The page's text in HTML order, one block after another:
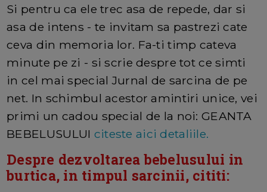
Si pentru ca ele trec asa de repede, dar si
asa de intens - te invitam sa pastrezi cate
ceva din memoria lor. Fa-ti timp cateva
minute pe zi - si scrie despre tot ce simti
in cel mai special Jurnal de sarcina de pe
net. In schimbul acestor amintiri unice, vei
primi un cadou special de la noi: GEANTA
BEBELUSULUI citeste aici detaliile.
Despre dezvoltarea bebelusului in
burtica, in timpul sarcinii, cititi: